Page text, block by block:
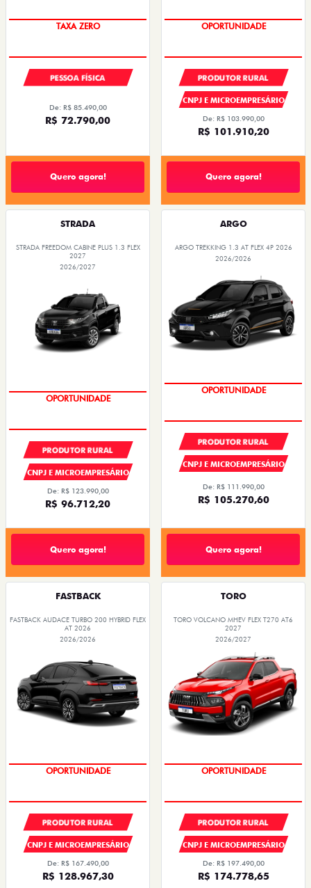
PREÇO IMPERDÍVEL
PESSOA FÍSICA
De: R$ 85.490,00
R$ 72.790,00
Quero agora!
PREÇOS REDUZIDOS
PRODUTOR RURAL
CNPJ E MICROEMPRESÁRIO
De: R$ 103.990,00
R$ 101.910,20
Quero agora!
STRADA
STRADA FREEDOM CABINE PLUS 1.3 FLEX
2027
2026/2027
PREÇOS REDUZIDOS
PRODUTOR RURAL
CNPJ E MICROEMPRESÁRIO
De: R$ 123.990,00
R$ 96.712,20
Quero agora!
ARGO
ARGO TREKKING 1.3 AT FLEX 4P 2026
2026/2026
PREÇOS REDUZIDOS
PRODUTOR RURAL
CNPJ E MICROEMPRESÁRIO
De: R$ 111.990,00
R$ 105.270,60
Quero agora!
FASTBACK
FASTBACK AUDACE TURBO 200 HYBRID FLEX
AT 2026
2026/2026
PREÇOS REDUZIDOS
PRODUTOR RURAL
CNPJ E MICROEMPRESÁRIO
De: R$ 167.490,00
R$ 128.967,30
TORO
TORO VOLCANO MHEV FLEX T270 AT6
2027
2026/2027
PREÇOS REDUZIDOS
PRODUTOR RURAL
CNPJ E MICROEMPRESÁRIO
De: R$ 197.490,00
R$ 174.778,65